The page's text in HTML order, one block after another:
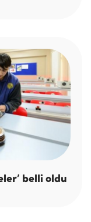
belli oldu